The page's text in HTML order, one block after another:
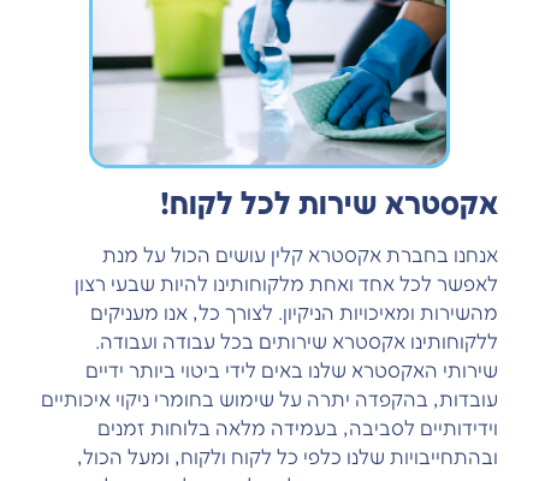
אקסטרא שירות לכל לקוח!
אנחנו בחברת אקסטרא קלין עושים הכול על מנת
לאפשר לכל אחד ואחת מלקוחותינו להיות שבעי רצון
מהשירות ומאיכויות הניקיון. לצורך כל, אנו מעניקים
ללקוחותינו אקסטרא שירותים בכל עבודה ועבודה.
שירותי האקסטרא שלנו באים לידי ביטוי ביותר ידיים
עובדות, בהקפדה יתרה על שימוש בחומרי ניקוי איכותיים
וידידותיים לסביבה, בעמידה מלאה בלוחות זמנים
ובהתחייבויות שלנו כלפי כל לקוח ולקוח, ומעל הכול,